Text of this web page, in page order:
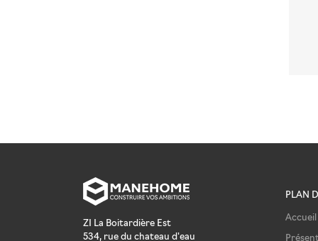
ZI La Boitardière Est
534, rue du chateau d'eau
PLAN
Accueil